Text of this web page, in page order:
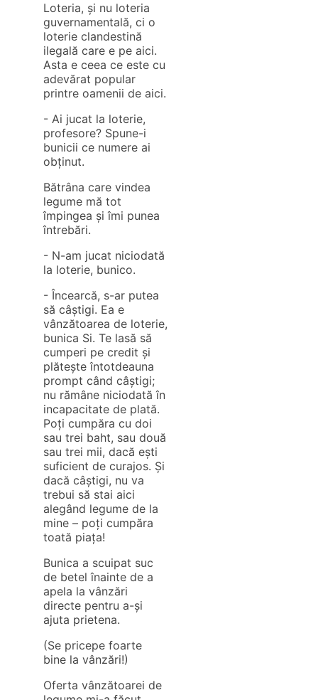
Loteria, și nu loteria
guvernamentală, ci o
loterie clandestină
ilegală care e pe aici.
Asta e ceea ce este cu
adevărat popular
printre oamenii de aici.
- Ai jucat la loterie,
profesore? Spune-i
bunicii ce numere ai
obținut.
Bătrâna care vindea
legume mă tot
împingea și îmi punea
întrebări.
- N-am jucat niciodată
la loterie, bunico.
- Încearcă, s-ar putea
să câștigi. Ea e
vânzătoarea de loterie,
bunica Si. Te lasă să
cumperi pe credit și
plătește întotdeauna
prompt când câștigi;
nu rămâne niciodată în
incapacitate de plată.
Poți cumpăra cu doi
sau trei baht, sau două
sau trei mii, dacă ești
suficient de curajos. Și
dacă câștigi, nu va
trebui să stai aici
alegând legume de la
mine – poți cumpăra
toată piața!
Bunica a scuipat suc
de betel înainte de a
apela la vânzări
directe pentru a-și
ajuta prietena.
(Se pricepe foarte
bine la vânzări!)
Oferta vânzătoarei de